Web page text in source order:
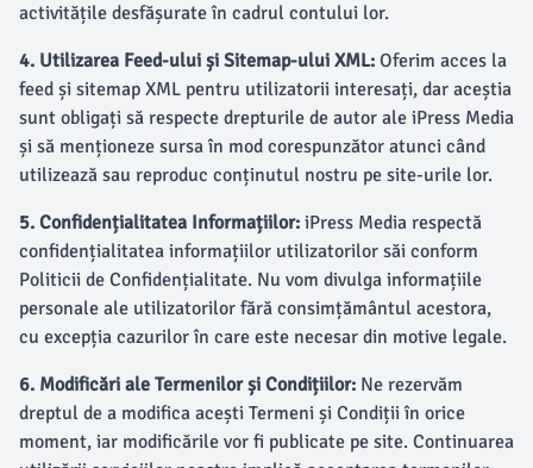
activitățile desfășurate în cadrul contului lor.
4. Utilizarea Feed-ului și Sitemap-ului XML: Oferim acces la
feed și sitemap XML pentru utilizatorii interesați, dar aceștia
sunt obligați să respecte drepturile de autor ale iPress Media
și să menționeze sursa în mod corespunzător atunci când
utilizează sau reproduc conținutul nostru pe site-urile lor.
5. Confidențialitatea Informațiilor: iPress Media respectă
confidențialitatea informațiilor utilizatorilor săi conform
Politicii de Confidențialitate. Nu vom divulga informațiile
personale ale utilizatorilor fără consimțământul acestora,
cu excepția cazurilor în care este necesar din motive legale.
6. Modificări ale Termenilor și Condițiilor: Ne rezervăm
dreptul de a modifica acești Termeni și Condiții în orice
moment, iar modificările vor fi publicate pe site. Continuarea